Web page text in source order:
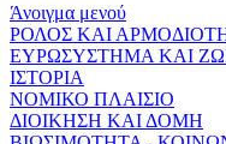
Άνοιγμα μενού
ΡΟΛΟΣ ΚΑΙ
ΕΥΡΩΣΥΣΤΗΜΑ ΚΑΙ
ΙΣΤΟΡΙΑ
ΝΟΜΙΚΟ ΠΛΑΙΣΙΟ
ΔΙΟΙΚΗΣΗ ΚΑΙ ΔΟΜΗ